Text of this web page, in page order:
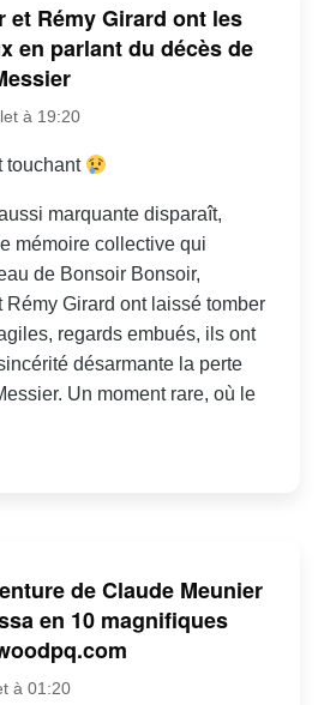
et Rémy Girard ont les
en parlant du décès de
à 19:20
touchant
marquante disparaît,
mémoire collective qui
de Bonsoir Bonsoir,
Girard ont laissé tomber
regards embués, ils ont
désarmante la perte
Un moment rare, où le
de Claude Meunier
en 10 magnifiques
à 01:20